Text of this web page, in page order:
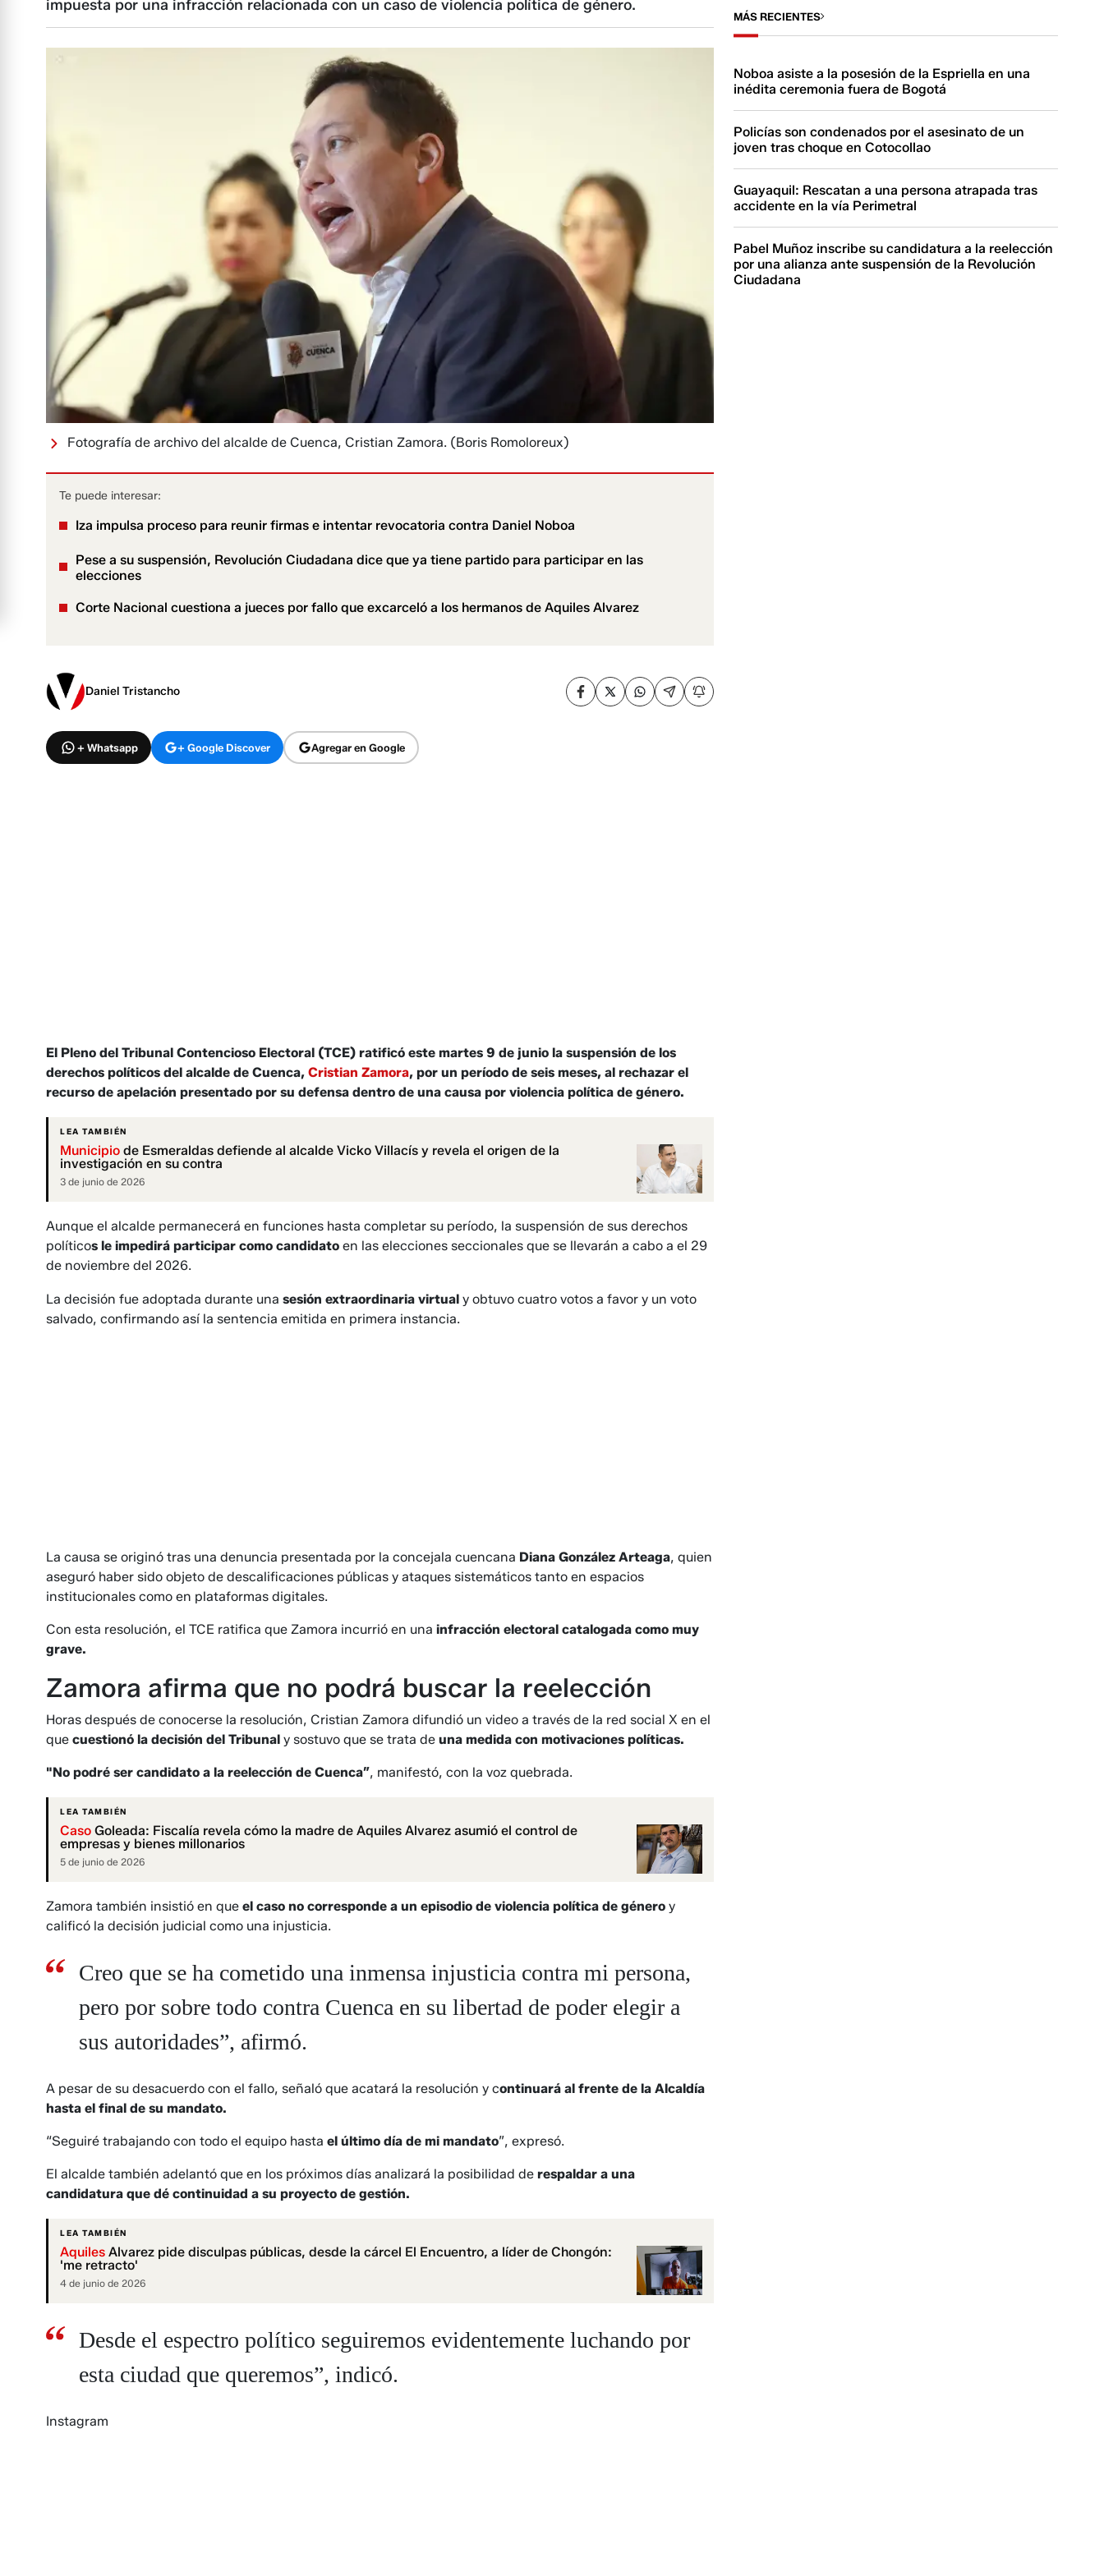
impuesta por una infracción relacionada con un caso de violencia política de género.
Fotografía de archivo del alcalde de Cuenca, Cristian Zamora. (Boris Romoloreux)
Te puede interesar:
Iza impulsa proceso para reunir firmas e intentar revocatoria contra Daniel Noboa
Pese a su suspensión, Revolución Ciudadana dice que ya tiene partido para participar en las
elecciones
Corte Nacional cuestiona a jueces por fallo que excarceló a los hermanos de Aquiles Alvarez
Daniel Tristancho
+ Whatsapp + Google Discover Agregar en Google
El Pleno del Tribunal Contencioso Electoral (TCE) ratificó este martes 9 de junio la suspensión de los
derechos políticos del alcalde de Cuenca, Cristian Zamora, por un período de seis meses, al rechazar el
recurso de apelación presentado por su defensa dentro de una causa por violencia política de género.
LEA TAMBIÉN
Municipio de Esmeraldas defiende al alcalde Vicko Villacís y revela el origen de la
investigación en su contra
3 de junio de 2026
Aunque el alcalde permanecerá en funciones hasta completar su período, la suspensión de sus derechos
políticos le impedirá participar como candidato en las elecciones seccionales que se llevarán a cabo a el 29
de noviembre del 2026.
La decisión fue adoptada durante una sesión extraordinaria virtual y obtuvo cuatro votos a favor y un voto
salvado, confirmando así la sentencia emitida en primera instancia.
La causa se originó tras una denuncia presentada por la concejala cuencana Diana González Arteaga, quien
aseguró haber sido objeto de descalificaciones públicas y ataques sistemáticos tanto en espacios
institucionales como en plataformas digitales.
Con esta resolución, el TCE ratifica que Zamora incurrió en una infracción electoral catalogada como muy
grave.
Zamora afirma que no podrá buscar la reelección
Horas después de conocerse la resolución, Cristian Zamora difundió un video a través de la red social X en el
que cuestionó la decisión del Tribunal y sostuvo que se trata de una medida con motivaciones políticas.
"No podré ser candidato a la reelección de Cuenca”, manifestó, con la voz quebrada.
LEA TAMBIÉN
Caso Goleada: Fiscalía revela cómo la madre de Aquiles Alvarez asumió el control de
empresas y bienes millonarios
5 de junio de 2026
Zamora también insistió en que el caso no corresponde a un episodio de violencia política de género y
calificó la decisión judicial como una injusticia.
Creo que se ha cometido una inmensa injusticia contra mi persona,
pero por sobre todo contra Cuenca en su libertad de poder elegir a
sus autoridades”, afirmó.
A pesar de su desacuerdo con el fallo, señaló que acatará la resolución y continuará al frente de la Alcaldía
hasta el final de su mandato.
“Seguiré trabajando con todo el equipo hasta el último día de mi mandato”, expresó.
El alcalde también adelantó que en los próximos días analizará la posibilidad de respaldar a una
candidatura que dé continuidad a su proyecto de gestión.
LEA TAMBIÉN
Aquiles Alvarez pide disculpas públicas, desde la cárcel El Encuentro, a líder de Chongón:
'me retracto'
4 de junio de 2026
Desde el espectro político seguiremos evidentemente luchando por
esta ciudad que queremos”, indicó.
Instagram
MÁS RECIENTES
Noboa asiste a la posesión de la Espriella en una
inédita ceremonia fuera de Bogotá
Policías son condenados por el asesinato de un
joven tras choque en Cotocollao
Guayaquil: Rescatan a una persona atrapada tras
accidente en la vía Perimetral
Pabel Muñoz inscribe su candidatura a la reelección
por una alianza ante suspensión de la Revolución
Ciudadana